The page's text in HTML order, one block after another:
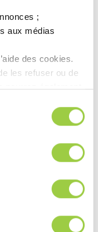
;​
aux médias
des cookies.​
les refuser ou de
pourrez également